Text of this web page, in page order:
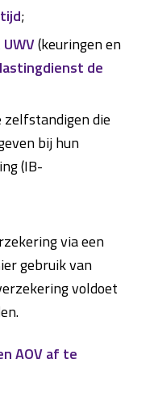
;
UWV(keuringen en
de
die
bij hun
(IB-
via een
gebruik van
voldoet
AOV af te